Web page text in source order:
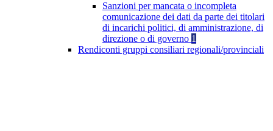
Sanzioni per mancata o incompleta
comunicazione dei dati da parte dei titolari
di incarichi politici, di amministrazione, di
direzione o di governo 1
Rendiconti gruppi consiliari regionali/provinciali